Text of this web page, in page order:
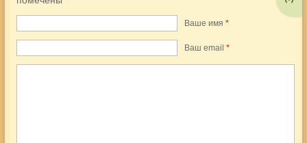
Ваше имя *
Ваш еmail *